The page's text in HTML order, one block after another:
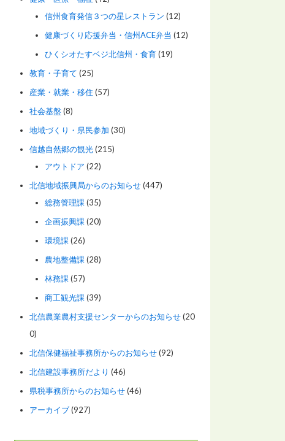
信州食育発信３つの星レストラン (12)
健康づくり応援弁当・信州ACE弁当 (12)
ひくシオたすベジ北信州・食育(19)
教育・子育て (25)
産業・就業・移住 (57)
社会基盤(8)
地域づくり・県民参加 (30)
信越自然郷の観光(215)
アウトドア (22)
北信地域振興局からのお知らせ(447)
総務管理課(35)
企画振興課(20)
環境課(26)
農地整備課(28)
林務課(57)
商工観光課(39)
北信農業農村支援センターからのお知らせ(20
0)
北信保健福祉事務所からのお知らせ(92)
北信建設事務所だより (46)
県税事務所からのお知らせ(46)
アーカイブ(927)